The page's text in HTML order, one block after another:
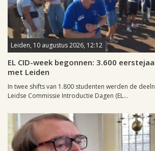
Leiden, 10 augustus 2026, 12:12
EL CID-week begonnen: 3.600
met Leiden
In twee shifts van 1.800 studenten werden de
Leidse Commissie Introductie Dagen (EL...